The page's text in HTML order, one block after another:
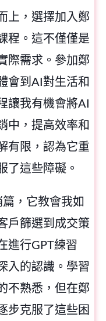
上，選擇加入鄭
程。這不僅僅是
際需求。參加鄭
會到AI對生活和
讓我有機會將AI
中，提高效率和
有限，認為它重
了這些障礙。
，它教會我如
戶篩選到成交策
進行GPT練習
入的認識。學習
不熟悉，但在鄭
步克服了這些困